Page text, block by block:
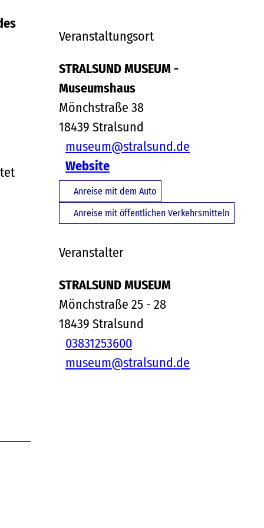
Veranstaltungsort
STRALSUND MUSEUM -
Museumshaus
Mönchstraße 38
18439 Stralsund
museum@stralsund.de
Website
Anreise mit dem Auto
Anreise mit öffentlichen Verkehrsmitteln
Veranstalter
STRALSUND MUSEUM
Mönchstraße 25 - 28
18439 Stralsund
03831253600
museum@stralsund.de